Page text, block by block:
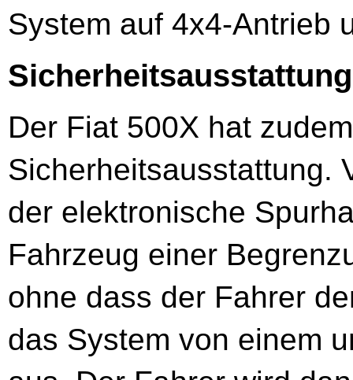
System auf 4x4-Antrieb
Sicherheitsausstattung
Der Fiat 500X hat
Sicherheitsausstattung.
der elektronische
Fahrzeug einer
ohne dass der Fahrer
das System von einem